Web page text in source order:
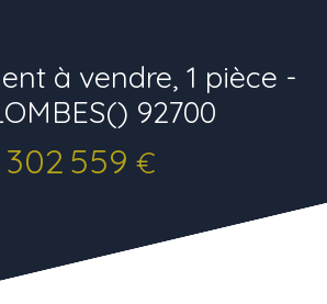
à vendre, 1 pièce -
92700
302 559 €